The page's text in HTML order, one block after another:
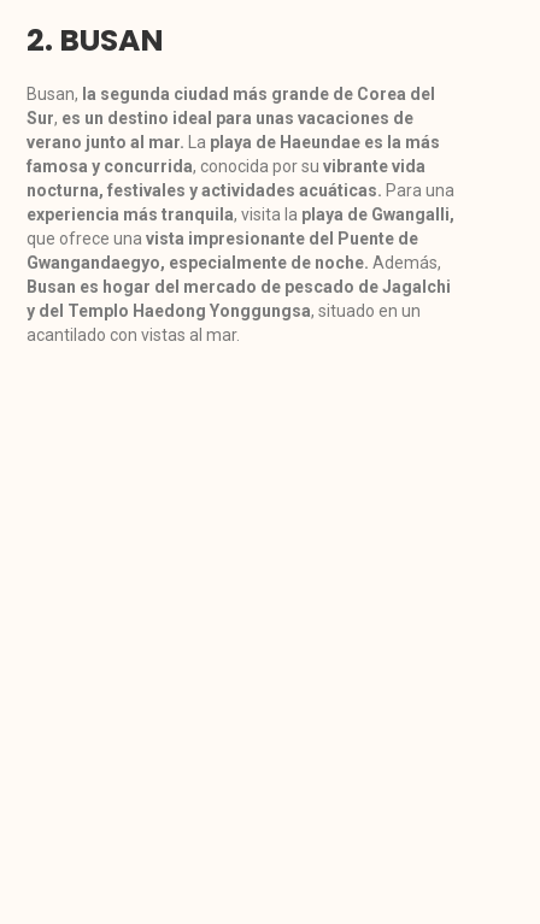
2. BUSAN
Busan, la segunda ciudad más grande de Corea del
Sur, es un destino ideal para unas vacaciones de
verano junto al mar. La playa de Haeundae es la más
famosa y concurrida, conocida por suvibrante vida
nocturna, festivales y actividades acuáticas. Para una
experiencia más tranquila, visita la playa de Gwangalli,
que ofrece unavista impresionante del Puente de
Gwangandaegyo, especialmente de noche. Además,
Busan es hogar del mercado de pescado de Jagalchi
y del Templo Haedong Yonggungsa, situado en un
acantilado con vistas al mar.